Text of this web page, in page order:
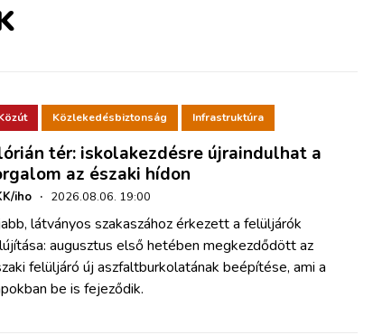
Közlekedésbiztonság Infrastruktúra
tér: iskolakezdésre újraindulhat a
az északi hídon
iho · 2026.08.06. 19:00
látványos szakaszához érkezett a felüljárók
augusztus első hetében megkezdődött az
felüljáró új aszfaltburkolatának beépítése, ami a
be is fejeződik.